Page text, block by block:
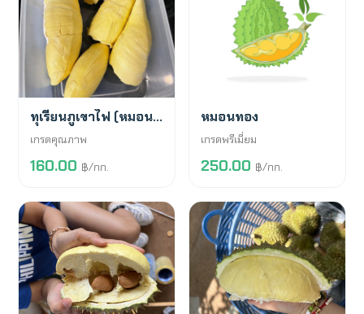
พร้อมขาย ทุเรียนภูเขาไฟ (หมอนทอง)
เกรดคุณภาพ
160.00 ฿/กก.
สั่งจองล่วงหน้า
หมอนทอง
เกรดพรีเมี่ยม
250.00 ฿/กก.